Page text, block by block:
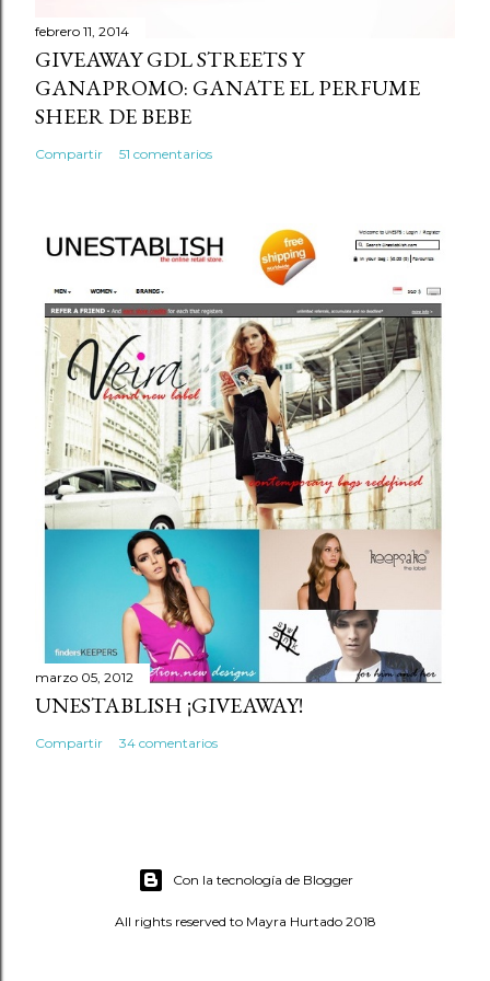
r
i
o
febrero 11, 2014
GIVEAWAY GDL STREETS Y
GANAPROMO: GANATE EL PERFUME
SHEER DE BEBE
Compartir 51 comentarios
marzo 05, 2012
UNESTABLISH ¡GIVEAWAY!
Compartir 34 comentarios
Con la tecnología de Blogger
All rights reserved to Mayra Hurtado 2018